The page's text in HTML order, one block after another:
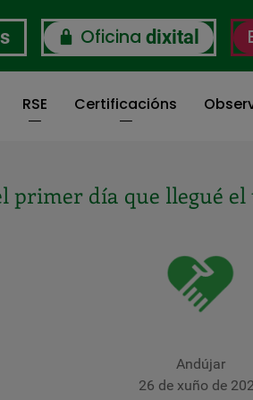
Oficina dixital
RSE Certificacións
también por haber
Móstoles (Madrid) - De la
19 de xuño de